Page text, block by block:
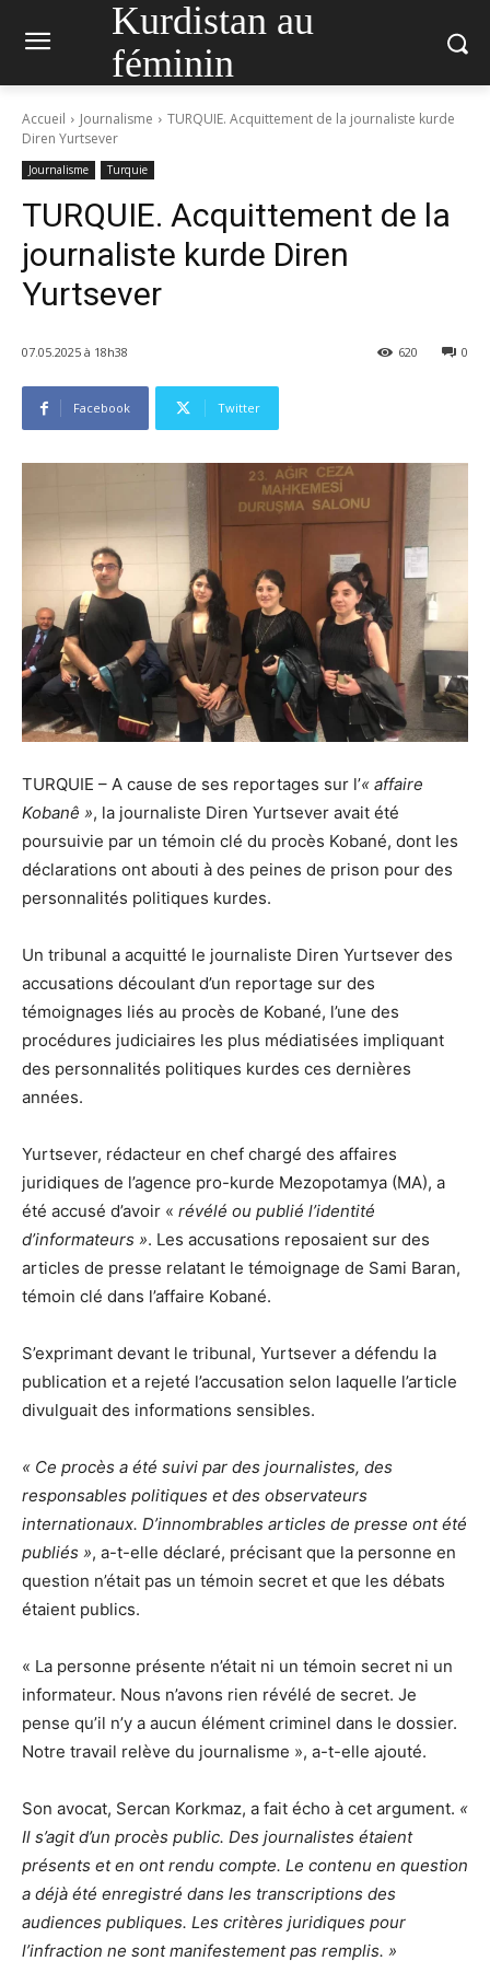
Kurdistan au
féminin
Accueil Journalisme
TURQUIE. Acquittement de la journaliste kurde
Diren Yurtsever
Journalisme Turquie
TURQUIE. Acquittement de la
journaliste kurde Diren
Yurtsever
07.05.2025 à 18h38 0
620
Facebook Twitter
TURQUIE – A cause de ses reportages sur l’« affaire
Kobanê », la journaliste Diren Yurtsever avait été
poursuivie par un témoin clé du procès Kobané, dont les
déclarations ont abouti à des peines de prison pour des
personnalités politiques kurdes.
Un tribunal a acquitté le journaliste Diren Yurtsever des
accusations découlant d’un reportage sur des
témoignages liés au procès de Kobané, l’une des
procédures judiciaires les plus médiatisées impliquant
des personnalités politiques kurdes ces dernières
années.
Yurtsever, rédacteur en chef chargé des affaires
juridiques de l’agence pro-kurde Mezopotamya (MA), a
été accusé d’avoir « révélé ou publié l’identité
d’informateurs ». Les accusations reposaient sur des
articles de presse relatant le témoignage de Sami Baran,
témoin clé dans l’affaire Kobané.
S’exprimant devant le tribunal, Yurtsever a défendu la
publication et a rejeté l’accusation selon laquelle l’article
divulguait des informations sensibles.
« Ce procès a été suivi par des journalistes, des
responsables politiques et des observateurs
internationaux. D’innombrables articles de presse ont été
publiés », a-t-elle déclaré, précisant que la personne en
question n’était pas un témoin secret et que les débats
étaient publics.
« La personne présente n’était ni un témoin secret ni un
informateur. Nous n’avons rien révélé de secret. Je
pense qu’il n’y a aucun élément criminel dans le dossier.
Notre travail relève du journalisme », a-t-elle ajouté.
Son avocat, Sercan Korkmaz, a fait écho à cet argument. «
Il s’agit d’un procès public. Des journalistes étaient
présents et en ont rendu compte. Le contenu en question
a déjà été enregistré dans les transcriptions des
audiences publiques. Les critères juridiques pour
l’infraction ne sont manifestement pas remplis. »